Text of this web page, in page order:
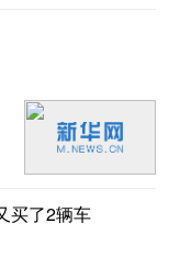
买了2辆车